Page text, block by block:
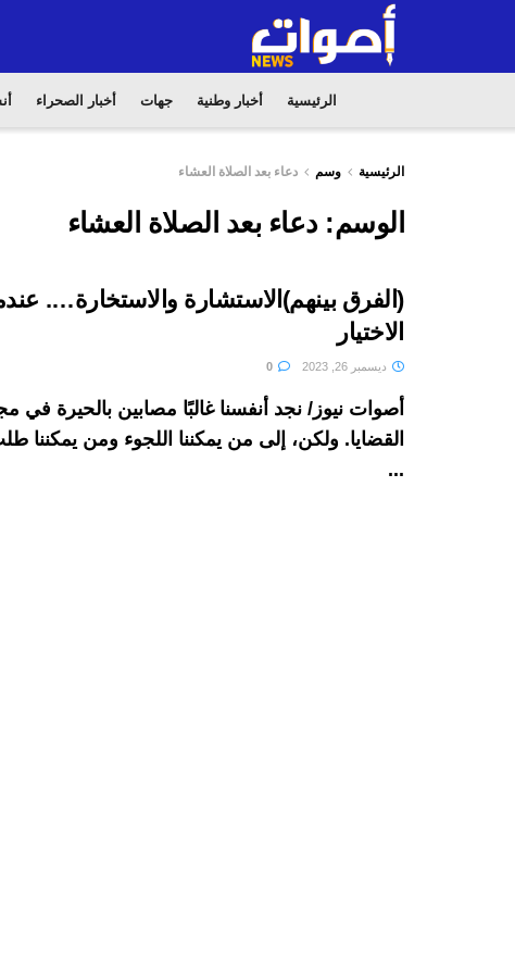
الرئيسية أخبار وطنية جهات أخبار الصحراء
الرئيسية وسم دعاء بعد الصلاة العشاء
الوسم:دعاء بعد الصلاة العشاء
(الفرق بينهم)الاستشارة والاستخارة….
الاختيار
ديسمبر 26, 2023
أصوات نيوز/ نجد أنفسنا غالبًا مصابين بالحيرة في
القضايا. ولكن، إلى من يمكننا اللجوء ومن يمكننا
...